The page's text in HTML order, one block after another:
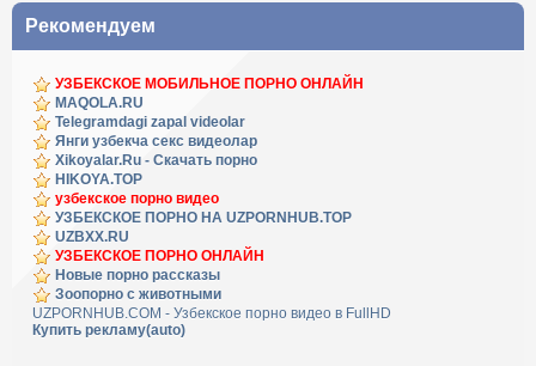
Рекомендуем
УЗБЕКСКОЕ МОБИЛЬНОЕ ПОРНО ОНЛАЙН
MAQOLA.RU
Telegramdagi zapal videolar
Янги узбекча секс видеолар
Xikoyalar.Ru - Скачать порно
HIKOYA.TOP
узбекское порно видео
УЗБЕКСКОЕ ПОРНО НА UZPORNHUB.TOP
UZBXX.RU
УЗБЕКСКОЕ ПОРНО ОНЛАЙН
Новые порно рассказы
Зоопорно с животными
UZPORNHUB.COM - Узбекское порно видео в FullHD
Купить рекламу(auto)